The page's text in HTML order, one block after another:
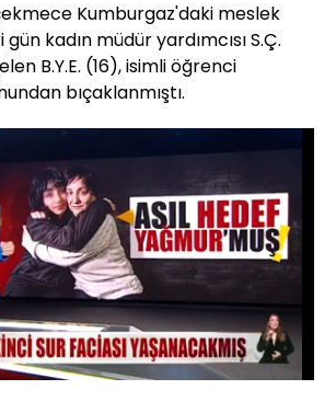
Kumburgaz'daki meslek
kadın müdür yardımcısı S.Ç.
B.Y.E. (16), isimli öğrenci
bıçaklanmıştı.
:
Oynatma
Hızı